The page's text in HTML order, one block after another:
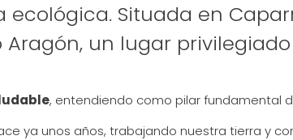
Situada en
un lugar
, entendiendo como pilar fundamental
ya unos años, trabajando nuestra tierra y